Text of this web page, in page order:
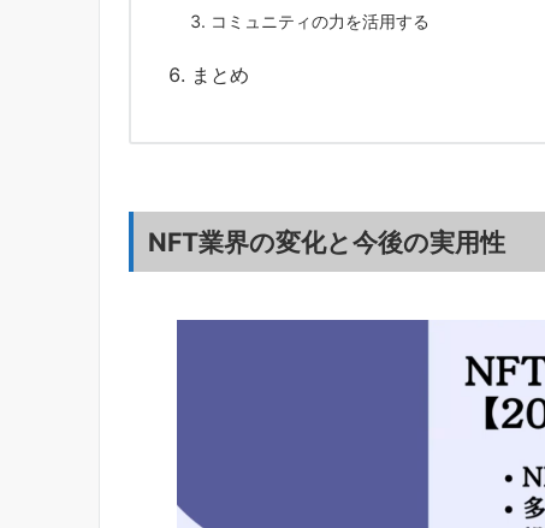
コミュニティの力を活用する
まとめ
NFT業界の変化と今後の実用性